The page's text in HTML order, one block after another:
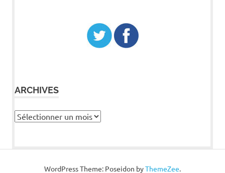
ARCHIVES
Archives
WordPress Theme: Poseidon byThemeZee.